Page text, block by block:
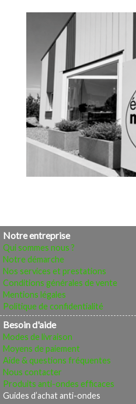
Notre entreprise
Qui sommes nous ?
Notre démarche
Nos services et prestations
Conditions générales de vente
Mentions légales
Politique de confidentialité
Besoin d'aide
Modes de livraison
Moyens de paiement
Aide & questions fréquentes
Nous contacter
Produits anti-ondes efficaces
Guides d’achat anti-ondes